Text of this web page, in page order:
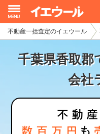
不動産一括査定のイエウール
千葉県香取郡
会社
イエウール加盟希望の不
初めての方へ
不動産の売却・一括査定